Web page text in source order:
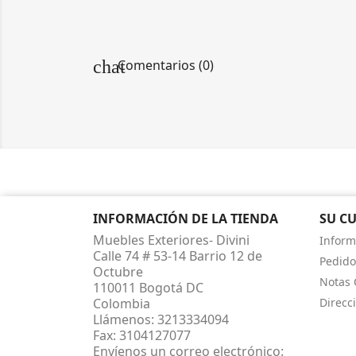
chatComentarios (0)
INFORMACIÓN DE LA TIENDA
Muebles Exteriores- Divini
Calle 74 # 53-14 Barrio 12 de
Octubre
110011 Bogotá DC
Colombia
Llámenos: 3213334094
Fax: 3104127077
Envíenos un correo electrónico:
SU
Notas